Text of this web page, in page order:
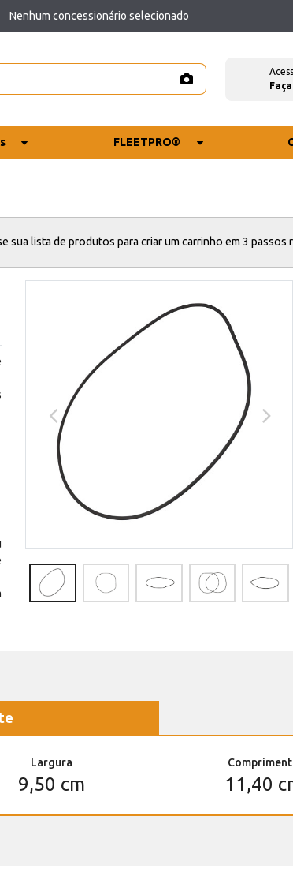
Nenhum concessionário selecionado
FLEETPRO®
sua lista de produtos para criar um carrinho em 3 passos
Largura
9,50 cm 11,40